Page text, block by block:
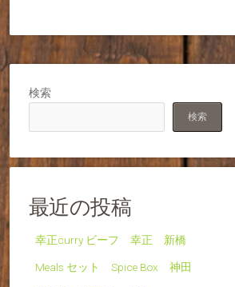
検索
検索
最近の投稿
幸正curry ビーフ 幸正 新橋
Meals セット Spice Box 神田